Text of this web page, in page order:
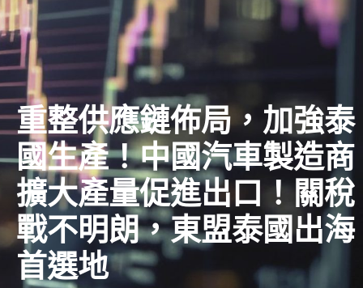
重整供應鏈佈局，加強泰
國生產！中國汽車製造商
擴大產量促進出口！關稅
戰不明朗，東盟泰國出海
首選地